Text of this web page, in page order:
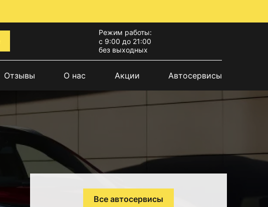
Режим работы:
с 9:00 до 21:00
без выходных
Отзывы О нас Акции Автосервисы
Все автосервисы